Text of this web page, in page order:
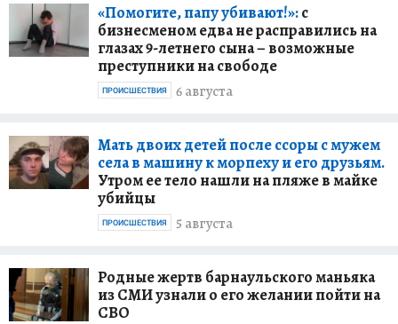
«Помогите, папу убивают!»:с
бизнесменом едва не расправились на
глазах 9-летнего сына – возможные
преступники на свободе
6 августа
ПРОИСШЕСТВИЯ
Мать двоих детей после ссоры с мужем
села в машину к морпеху и его друзьям.
Утром ее тело нашли на пляже в майке
убийцы
5 августа
ПРОИСШЕСТВИЯ
Родные жертв барнаульского маньяка
из СМИ узнали о его желании пойти на
СВО